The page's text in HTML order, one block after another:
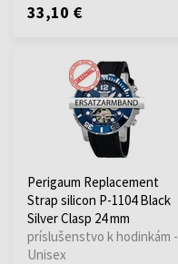
33,10 €
Perigaum Replacement
Strap silicon P-1104 Black
Silver Clasp 24 mm
príslušenstvo k hodinkám -
Unisex